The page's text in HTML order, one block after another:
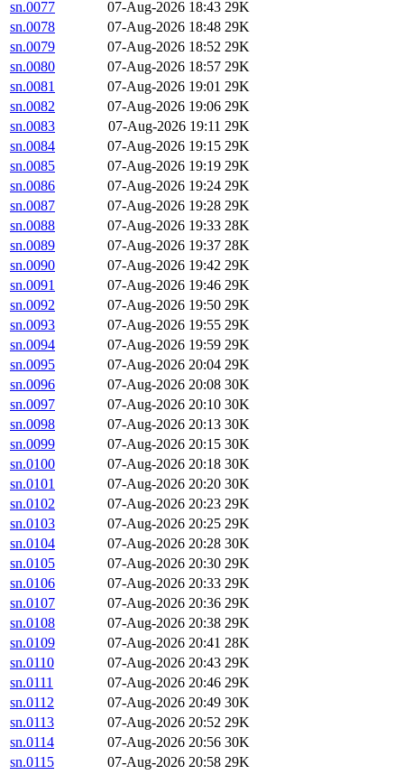
sn.0077
07-Aug-2026 18:43 29K
sn.0078
07-Aug-2026 18:48 29K
sn.0079
07-Aug-2026 18:52 29K
sn.0080
07-Aug-2026 18:57 29K
sn.0081
07-Aug-2026 19:01 29K
sn.0082
07-Aug-2026 19:06 29K
sn.0083
07-Aug-2026 19:11 29K
sn.0084
07-Aug-2026 19:15 29K
sn.0085
07-Aug-2026 19:19 29K
sn.0086
07-Aug-2026 19:24 29K
sn.0087
07-Aug-2026 19:28 29K
sn.0088
07-Aug-2026 19:33 28K
sn.0089
07-Aug-2026 19:37 28K
sn.0090
07-Aug-2026 19:42 29K
sn.0091
07-Aug-2026 19:46 29K
sn.0092
07-Aug-2026 19:50 29K
sn.0093
07-Aug-2026 19:55 29K
sn.0094
07-Aug-2026 19:59 29K
sn.0095
07-Aug-2026 20:04 29K
sn.0096
07-Aug-2026 20:08 30K
sn.0097
07-Aug-2026 20:10 30K
sn.0098
07-Aug-2026 20:13 30K
sn.0099
07-Aug-2026 20:15 30K
sn.0100
07-Aug-2026 20:18 30K
sn.0101
07-Aug-2026 20:20 30K
sn.0102
07-Aug-2026 20:23 29K
sn.0103
07-Aug-2026 20:25 29K
sn.0104
07-Aug-2026 20:28 30K
sn.0105
07-Aug-2026 20:30 29K
sn.0106
07-Aug-2026 20:33 29K
sn.0107
07-Aug-2026 20:36 29K
sn.0108
07-Aug-2026 20:38 29K
sn.0109
07-Aug-2026 20:41 28K
sn.0110
07-Aug-2026 20:43 29K
sn.0111
07-Aug-2026 20:46 29K
sn.0112
07-Aug-2026 20:49 30K
sn.0113
07-Aug-2026 20:52 29K
sn.0114
07-Aug-2026 20:56 30K
sn.0115
07-Aug-2026 20:58 29K